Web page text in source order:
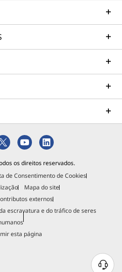
os direitos reservados.
de Consentimento de Cookies
Mapa do site
externos
escravatura e do tráfico de seres
esta página